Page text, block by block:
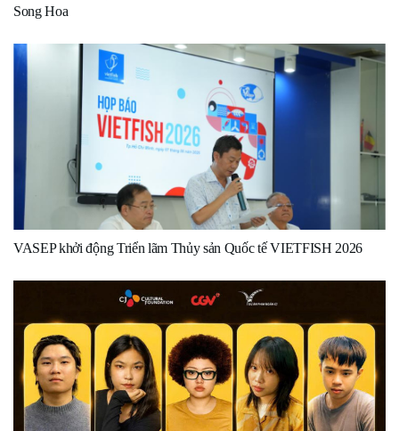
Song Hoa
VASEP khởi động Triển lãm Thủy sản Quốc tế VIETFISH 2026